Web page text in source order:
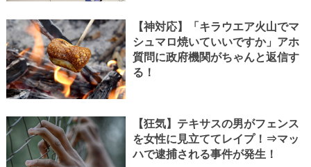
【神対応】「キラウエア火山でマ
シュマロ焼いていいですか」アホ
質問に政府機関がちゃんと返信す
る！
【狂気】テキサスの男がフェンス
を女性に見立ててレイプ！⇒マッ
ハで逮捕される事件が発生！